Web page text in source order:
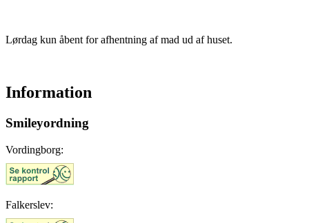
Lørdag kun åbent for afhentning af mad ud af huset.
Information
Smileyordning
Vordingborg:
Falkerslev: